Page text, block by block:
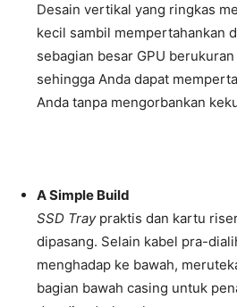
Desain vertikal yang ringkas
kecil sambil mempertahankan
sebagian besar GPU
sehingga Anda dapat
Anda tanpa mengorbankan
A Simple Build
SSD Traypraktis dan kartu
dipasang. Selain kabel pra-
menghadap ke bawah,
bagian bawah casing untuk